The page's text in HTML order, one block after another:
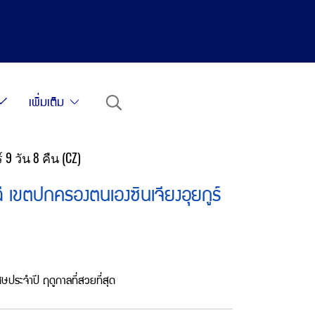
เพิ่มเติม
วัน 8 คืน (CZ)
ตปกครองตนเองซินเจียงอุยกูร์
ษประจำปี ฤดูกาลที่สวยที่สุด